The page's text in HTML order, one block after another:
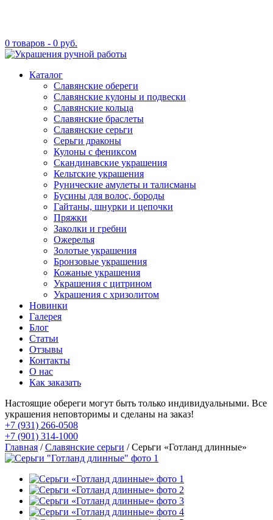
0 товаров - 0 руб.
Каталог
Славянские обереги
Славянские кулоны и подвески
Славянские кольца
Славянские браслеты
Славянские серьги
Серьги драконы
Кулоны с фениксом
Скандинавские украшения
Кельтские украшения
Рунические амулеты и талисманы
Бусины для волос, бороды
Гайтаны, шнурки и цепочки
Пряжки
Заколки и гребни
Ожерелья
Золотые украшения
Бронзовые украшения
Кожаные украшения
Украшения с цитрином
Украшения с хризолитом
Новинки
Галерея
Блог
Статьи
Отзывы
Контакты
О нас
Как заказать
Настоящие обереги могут быть только индивидуальными. Все
украшения неповторимы и сделаны на заказ!
+7 (931) 266-0508
+7 (901) 314-1000
Главная /Славянские серьги / Серьги «Готланд длинные»